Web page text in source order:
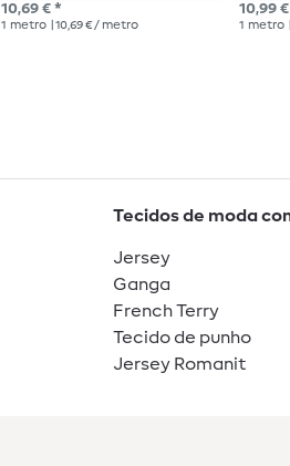
10,69 € *
1 metro | 10,69 € / metro
10,99
1 metro
Tecidos de moda
Jersey
Ganga
French Terry
Tecido de punho
Jersey Romanit